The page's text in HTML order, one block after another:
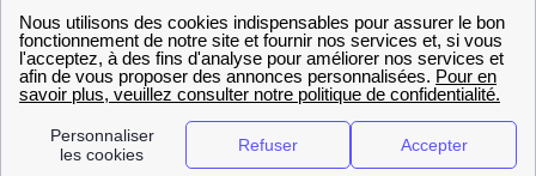
Une fois ces étapes réalisées, les Arzonais et
Arzonaises doivent sortir de leur domicile etcontactez
immédiatement Urgence Sécurité Gazau numéro vert
: 0 800 47 33 33. L'un des 140 professionnels d'Urgence
Sécurité Gaz proche d'Arzon vous répondra 24h/24 et
7j/7 pour réaliser un diagnostic à distance afin de